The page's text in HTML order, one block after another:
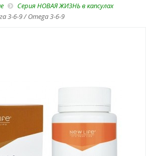
Серия НОВАЯ ЖИЗНЬ в капсулах
3-6-9 / Omega 3-6-9